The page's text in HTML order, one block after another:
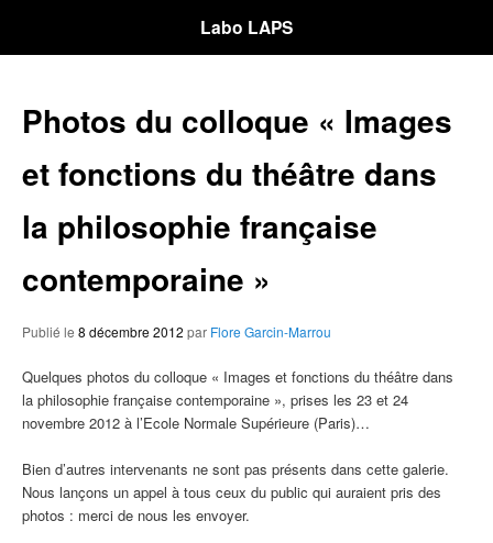
Labo LAPS
Photos du colloque « Images
et fonctions du théâtre dans
la philosophie française
contemporaine »
Publié le 8 décembre 2012 par Flore Garcin-Marrou
Quelques photos du colloque « Images et fonctions du théâtre dans
la philosophie française contemporaine », prises les 23 et 24
novembre 2012 à l’Ecole Normale Supérieure (Paris)…
Bien d’autres intervenants ne sont pas présents dans cette galerie.
Nous lançons un appel à tous ceux du public qui auraient pris des
photos : merci de nous les envoyer.